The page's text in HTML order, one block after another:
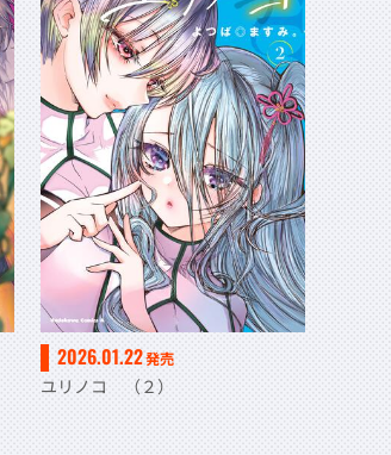
2026.01.22発売
ユリノコ （２）